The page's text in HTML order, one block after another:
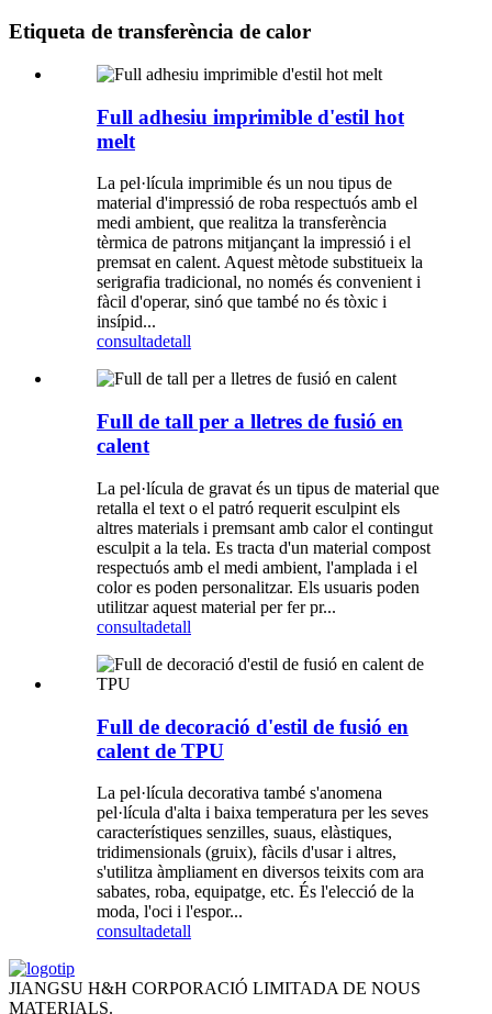
Etiqueta de transferència de calor
Full adhesiu imprimible d'estil hot
melt
La pel·lícula imprimible és un nou tipus de
material d'impressió de roba respectuós amb el
medi ambient, que realitza la transferència
tèrmica de patrons mitjançant la impressió i el
premsat en calent. Aquest mètode substitueix la
serigrafia tradicional, no només és convenient i
fàcil d'operar, sinó que també no és tòxic i
insípid...
consultadetall
Full de tall per a lletres de fusió en
calent
La pel·lícula de gravat és un tipus de material que
retalla el text o el patró requerit esculpint els
altres materials i premsant amb calor el contingut
esculpit a la tela. Es tracta d'un material compost
respectuós amb el medi ambient, l'amplada i el
color es poden personalitzar. Els usuaris poden
utilitzar aquest material per fer pr...
consultadetall
Full de decoració d'estil de fusió en
calent de TPU
La pel·lícula decorativa també s'anomena
pel·lícula d'alta i baixa temperatura per les seves
característiques senzilles, suaus, elàstiques,
tridimensionals (gruix), fàcils d'usar i altres,
s'utilitza àmpliament en diversos teixits com ara
sabates, roba, equipatge, etc. És l'elecció de la
moda, l'oci i l'espor...
consultadetall
JIANGSU H&H CORPORACIÓ LIMITADA DE NOUS
MATERIALS.